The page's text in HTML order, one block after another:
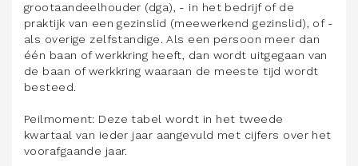
grootaandeelhouder (dga), - in het bedrijf of de
praktijk van een gezinslid (meewerkend gezinslid), of -
als overige zelfstandige. Als een persoon meer dan
één baan of werkkring heeft, dan wordt uitgegaan van
de baan of werkkring waaraan de meeste tijd wordt
besteed.
Peilmoment: Deze tabel wordt in het tweede
kwartaal van ieder jaar aangevuld met cijfers over het
voorafgaande jaar.